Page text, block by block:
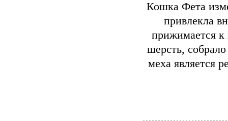
Кошка Фета
привлекла
прижимается к
шерсть,
меха является